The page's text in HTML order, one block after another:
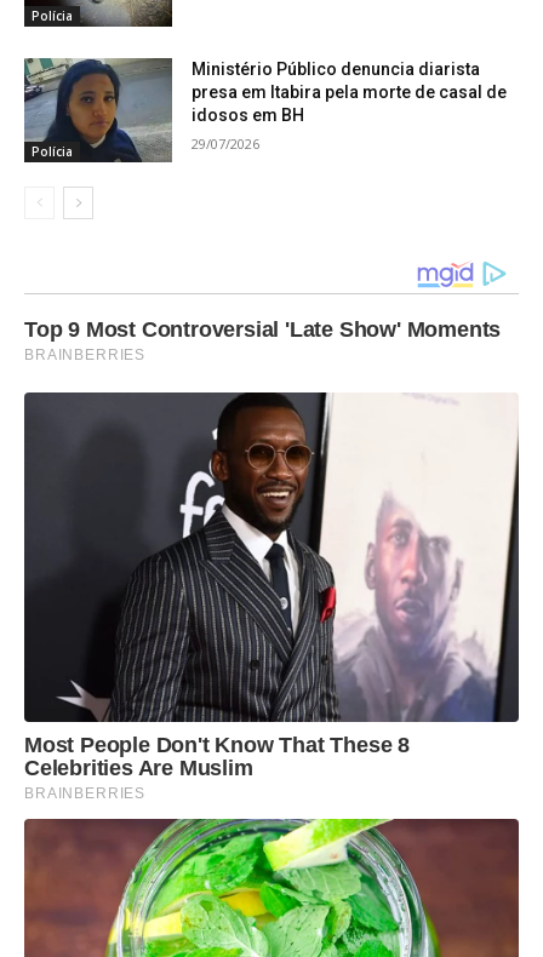
Polícia
Polícia
Ministério Público denuncia diarista
presa em Itabira pela morte de casal de
idosos em BH
29/07/2026
Top 9 Most Controversial 'Late Show' Moments
BRAINBERRIES
Most People Don't Know That These 8
Celebrities Are Muslim
BRAINBERRIES